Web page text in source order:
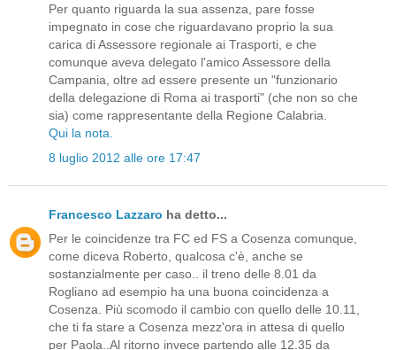
Per quanto riguarda la sua assenza, pare fosse
impegnato in cose che riguardavano proprio la sua
carica di Assessore regionale ai Trasporti, e che
comunque aveva delegato l'amico Assessore della
Campania, oltre ad essere presente un "funzionario
della delegazione di Roma ai trasporti" (che non so che
sia) come rappresentante della Regione Calabria.
Qui la nota.
8 luglio 2012 alle ore 17:47
Francesco Lazzaro ha detto...
Per le coincidenze tra FC ed FS a Cosenza comunque,
come diceva Roberto, qualcosa c'è, anche se
sostanzialmente per caso.. il treno delle 8.01 da
Rogliano ad esempio ha una buona coincidenza a
Cosenza. Più scomodo il cambio con quello delle 10.11,
che ti fa stare a Cosenza mezz'ora in attesa di quello
per Paola..Al ritorno invece partendo alle 12.35 da